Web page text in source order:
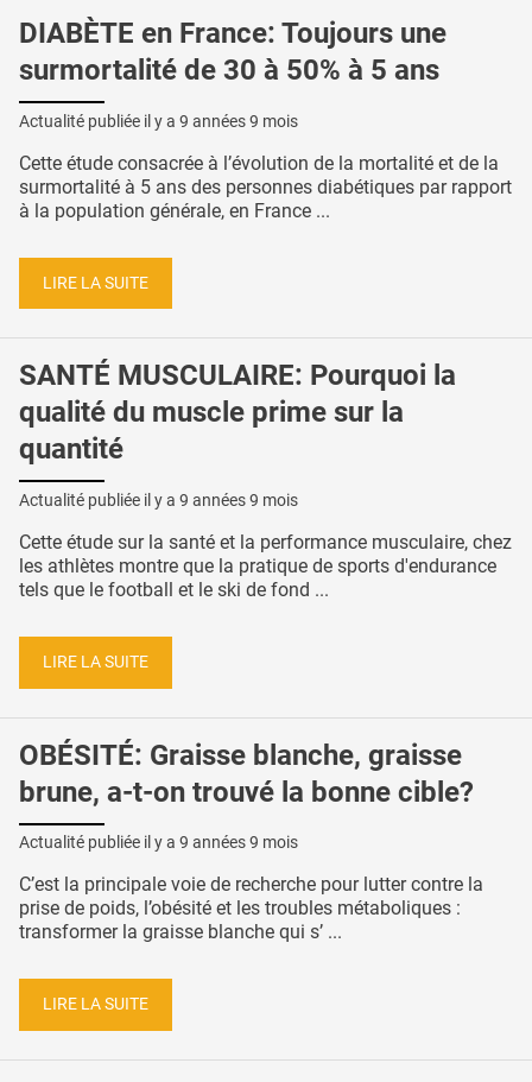
DIABÈTE en France: Toujours une
surmortalité de 30 à 50% à 5 ans
Actualité publiée il y a 9 années 9 mois
Cette étude consacrée à l’évolution de la mortalité et de la
surmortalité à 5 ans des personnes diabétiques par rapport
à la population générale, en France ...
LIRE LA SUITE
SANTÉ MUSCULAIRE: Pourquoi la
qualité du muscle prime sur la
quantité
Actualité publiée il y a 9 années 9 mois
Cette étude sur la santé et la performance musculaire, chez
les athlètes montre que la pratique de sports d'endurance
tels que le football et le ski de fond ...
LIRE LA SUITE
OBÉSITÉ: Graisse blanche, graisse
brune, a-t-on trouvé la bonne cible?
Actualité publiée il y a 9 années 9 mois
C’est la principale voie de recherche pour lutter contre la
prise de poids, l’obésité et les troubles métaboliques :
transformer la graisse blanche qui s’ ...
LIRE LA SUITE